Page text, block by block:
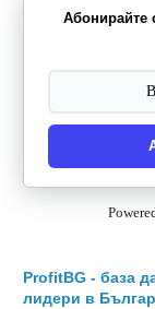
Абонирайте
ProfitBG - база
лидери в